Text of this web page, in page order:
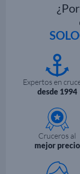
SOLO
Expertos en
desde 1994
Cruceros al
mejor precio